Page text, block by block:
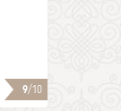
9/10